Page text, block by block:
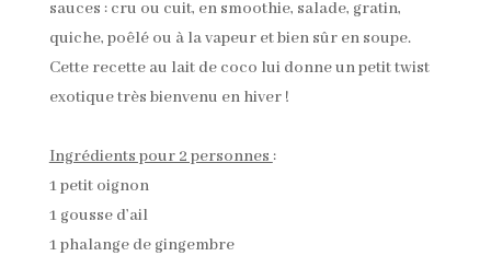
sauces : cru ou cuit, en smoothie, salade, gratin,
quiche, poêlé ou à la vapeur et bien sûr en soupe.
Cette recette au lait de coco lui donne un petit twist
exotique très bienvenu en hiver !
Ingrédients pour 2 personnes :
1 petit oignon
1 gousse d’ail
1 phalange de gingembre